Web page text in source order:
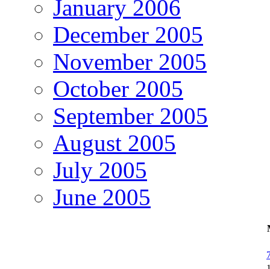
January 2006
December 2005
November 2005
October 2005
September 2005
August 2005
July 2005
June 2005